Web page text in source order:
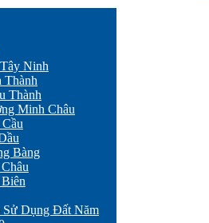
Ninh
Thành
Thành
Minh Châu
Bàng
Sử Dụng Đất Năm